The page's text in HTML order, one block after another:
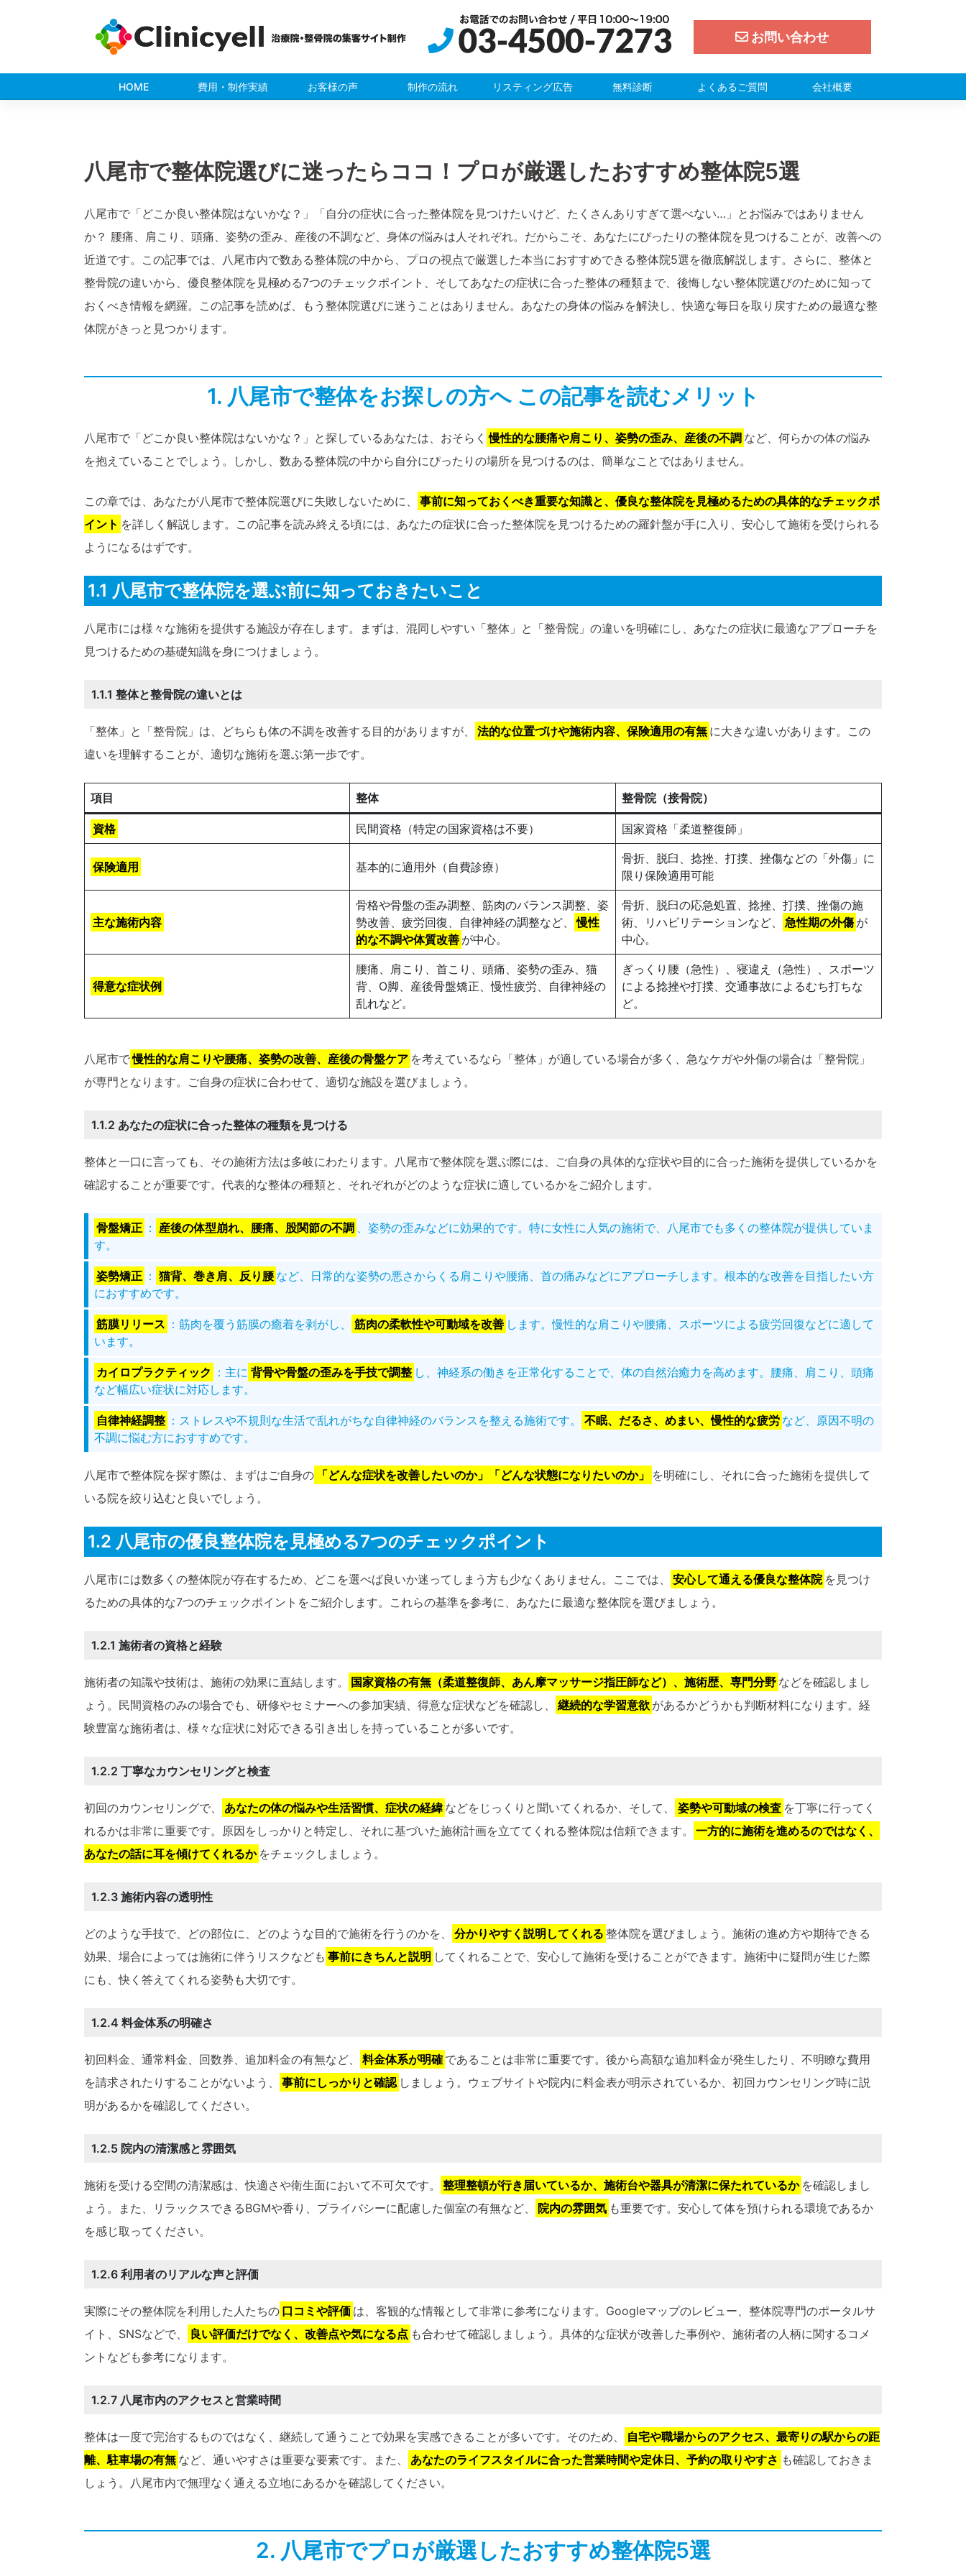
お問い合わせ
HOME 費用・制作実績 お客様の声 制作の流れ リスティング広告 無料診断 よくあるご質問 会社概要
八尾市で整体院選びに迷ったらココ！プロが厳選したおすすめ整体院5選
八尾市で「どこか良い整体院はないかな？」「自分の症状に合った整体院を見つけたいけど、たくさんありすぎて選べない…」とお悩みではありません
か？ 腰痛、肩こり、頭痛、姿勢の歪み、産後の不調など、身体の悩みは人それぞれ。だからこそ、あなたにぴったりの整体院を見つけることが、改善への
近道です。この記事では、八尾市内で数ある整体院の中から、プロの視点で厳選した本当におすすめできる整体院5選を徹底解説します。さらに、整体と
整骨院の違いから、優良整体院を見極める7つのチェックポイント、そしてあなたの症状に合った整体の種類まで、後悔しない整体院選びのために知って
おくべき情報を網羅。この記事を読めば、もう整体院選びに迷うことはありません。あなたの身体の悩みを解決し、快適な毎日を取り戻すための最適な整
体院がきっと見つかります。
1. 八尾市で整体をお探しの方へ この記事を読むメリット
八尾市で「どこか良い整体院はないかな？」と探しているあなたは、おそらく 慢性的な腰痛や肩こり、姿勢の歪み、産後の不調 など、何らかの体の悩み
を抱えていることでしょう。しかし、数ある整体院の中から自分にぴったりの場所を見つけるのは、簡単なことではありません。
この章では、あなたが八尾市で整体院選びに失敗しないために、
事前に知っておくべき重要な知識と、優良な整体院を見極めるための具体的なチェックポ
イント を詳しく解説します。この記事を読み終える頃には、あなたの症状に合った整体院を見つけるための羅針盤が手に入り、安心して施術を受けられる
ようになるはずです。
1.1 八尾市で整体院を選ぶ前に知っておきたいこと
八尾市には様々な施術を提供する施設が存在します。まずは、混同しやすい「整体」と「整骨院」の違いを明確にし、あなたの症状に最適なアプローチを
見つけるための基礎知識を身につけましょう。
1.1.1 整体と整骨院の違いとは
「整体」と「整骨院」は、どちらも体の不調を改善する目的がありますが、 法的な位置づけや施術内容、保険適用の有無 に大きな違いがあります。この
違いを理解することが、適切な施術を選ぶ第一歩です。
項目 整体 整骨院（接骨院）
資格 民間資格（特定の国家資格は不要） 国家資格「柔道整復師」
保険適用 基本的に適用外（自費診療）
骨折、脱臼、捻挫、打撲、挫傷などの「外傷」に
限り保険適用可能
主な施術内容
骨格や骨盤の歪み調整、筋肉のバランス調整、姿
勢改善、疲労回復、自律神経の調整など、
慢性
的な不調や体質改善 が中心。
骨折、脱臼の応急処置、捻挫、打撲、挫傷の施
術、リハビリテーションなど、
急性期の外傷が
中心。
得意な症状例
腰痛、肩こり、首こり、頭痛、姿勢の歪み、猫
背、O脚、産後骨盤矯正、慢性疲労、自律神経の
乱れなど。
ぎっくり腰（急性）、寝違え（急性）、スポーツ
による捻挫や打撲、交通事故によるむち打ちな
ど。
八尾市で慢性的な肩こりや腰痛、姿勢の改善、産後の骨盤ケア を考えているなら「整体」が適している場合が多く、急なケガや外傷の場合は「整骨院」
が専門となります。ご自身の症状に合わせて、適切な施設を選びましょう。
1.1.2 あなたの症状に合った整体の種類を見つける
整体と一口に言っても、その施術方法は多岐にわたります。八尾市で整体院を選ぶ際には、ご自身の具体的な症状や目的に合った施術を提供しているかを
確認することが重要です。代表的な整体の種類と、それぞれがどのような症状に適しているかをご紹介します。
骨盤矯正 ： 産後の体型崩れ、腰痛、股関節の不調 、姿勢の歪みなどに効果的です。特に女性に人気の施術で、八尾市でも多くの整体院が提供していま
す。
姿勢矯正 ： 猫背、巻き肩、反り腰 など、日常的な姿勢の悪さからくる肩こりや腰痛、首の痛みなどにアプローチします。根本的な改善を目指したい方
におすすめです。
筋膜リリース ：筋肉を覆う筋膜の癒着を剥がし、 筋肉の柔軟性や可動域を改善 します。慢性的な肩こりや腰痛、スポーツによる疲労回復などに適して
います。
カイロプラクティック ：主に 背骨や骨盤の歪みを手技で調整 し、神経系の働きを正常化することで、体の自然治癒力を高めます。腰痛、肩こり、頭痛
など幅広い症状に対応します。
自律神経調整 ：ストレスや不規則な生活で乱れがちな自律神経のバランスを整える施術です。 不眠、だるさ、めまい、慢性的な疲労 など、原因不明の
不調に悩む方におすすめです。
八尾市で整体院を探す際は、まずはご自身の 「どんな症状を改善したいのか」「どんな状態になりたいのか」
を明確にし、それに合った施術を提供して
いる院を絞り込むと良いでしょう。
1.2 八尾市の優良整体院を見極める7つのチェックポイント
八尾市には数多くの整体院が存在するため、どこを選べば良いか迷ってしまう方も少なくありません。ここでは、 安心して通える優良な整体院 を見つけ
るための具体的な7つのチェックポイントをご紹介します。これらの基準を参考に、あなたに最適な整体院を選びましょう。
1.2.1 施術者の資格と経験
施術者の知識や技術は、施術の効果に直結します。 国家資格の有無（柔道整復師、あん摩マッサージ指圧師など）、施術歴、専門分野 などを確認しまし
ょう。民間資格のみの場合でも、研修やセミナーへの参加実績、得意な症状などを確認し、
継続的な学習意欲 があるかどうかも判断材料になります。経
験豊富な施術者は、様々な症状に対応できる引き出しを持っていることが多いです。
1.2.2 丁寧なカウンセリングと検査
初回のカウンセリングで、 あなたの体の悩みや生活習慣、症状の経緯などをじっくりと聞いてくれるか、そして、 姿勢や可動域の検査 を丁寧に行ってく
れるかは非常に重要です。原因をしっかりと特定し、それに基づいた施術計画を立ててくれる整体院は信頼できます。
一方的に施術を進めるのではなく、
あなたの話に耳を傾けてくれるか をチェックしましょう。
1.2.3 施術内容の透明性
どのような手技で、どの部位に、どのような目的で施術を行うのかを、 分かりやすく説明してくれる 整体院を選びましょう。施術の進め方や期待できる
効果、場合によっては施術に伴うリスクなども 事前にきちんと説明 してくれることで、安心して施術を受けることができます。施術中に疑問が生じた際
にも、快く答えてくれる姿勢も大切です。
1.2.4 料金体系の明確さ
初回料金、通常料金、回数券、追加料金の有無など、 料金体系が明確 であることは非常に重要です。後から高額な追加料金が発生したり、不明瞭な費用
を請求されたりすることがないよう、
事前にしっかりと確認 しましょう。ウェブサイトや院内に料金表が明示されているか、初回カウンセリング時に説
明があるかを確認してください。
1.2.5 院内の清潔感と雰囲気
施術を受ける空間の清潔感は、快適さや衛生面において不可欠です。 整理整頓が行き届いているか、施術台や器具が清潔に保たれているか を確認しまし
ょう。また、リラックスできるBGMや香り、プライバシーに配慮した個室の有無など、
院内の雰囲気 も重要です。安心して体を預けられる環境であるか
を感じ取ってください。
1.2.6 利用者のリアルな声と評価
実際にその整体院を利用した人たちの 口コミや評価 は、客観的な情報として非常に参考になります。Googleマップのレビュー、整体院専門のポータルサ
イト、SNSなどで、
良い評価だけでなく、改善点や気になる点 も合わせて確認しましょう。具体的な症状が改善した事例や、施術者の人柄に関するコメ
ントなども参考になります。
1.2.7 八尾市内のアクセスと営業時間
整体は一度で完治するものではなく、継続して通うことで効果を実感できることが多いです。そのため、
自宅や職場からのアクセス、最寄りの駅からの距
離、駐車場の有無 など、通いやすさは重要な要素です。また、 あなたのライフスタイルに合った営業時間や定休日、予約の取りやすさ も確認しておきま
しょう。八尾市内で無理なく通える立地にあるかを確認してください。
2. 八尾市でプロが厳選したおすすめ整体院5選